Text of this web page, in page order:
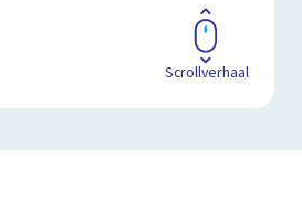
Scrollverhaal